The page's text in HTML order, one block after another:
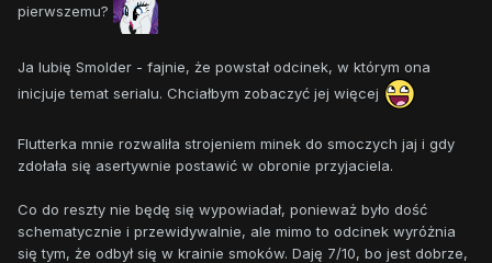
pierwszemu?
Ja lubię Smolder - fajnie, że powstał odcinek, w którym ona
inicjuje temat serialu. Chciałbym zobaczyć jej więcej
Flutterka mnie rozwaliła strojeniem minek do smoczych jaj i gdy
zdołała się asertywnie postawić w obronie przyjaciela.
Co do reszty nie będę się wypowiadał, ponieważ było dość
schematycznie i przewidywalnie, ale mimo to odcinek wyróżnia
się tym, że odbył się w krainie smoków. Daję 7/10, bo jest dobrze,